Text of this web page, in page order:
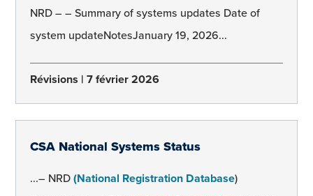
NRD – – Summary of systems updates Date of
system updateNotesJanuary 19, 2026...
Révisions 7 février 2026
CSA National Systems Status
...– NRD(National Registration Database)